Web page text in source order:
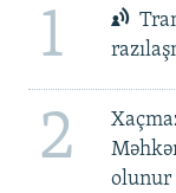
1
2
olunur